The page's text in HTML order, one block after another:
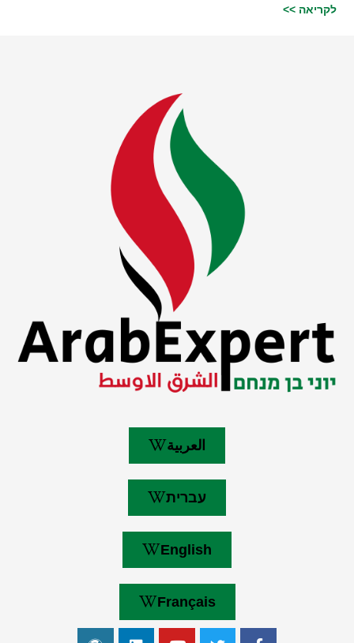
לקריאה >>
العربية
עברית
English
Français